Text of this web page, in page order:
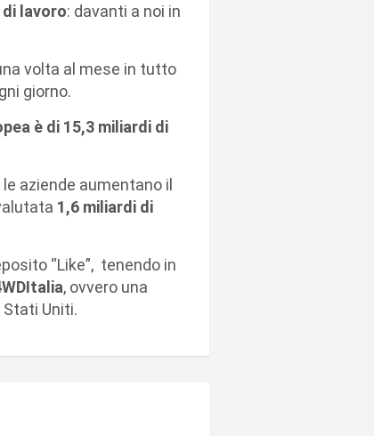
lavoro: davanti a noi in
volta al mese in tutto
giorno.
è di 15,3 miliardi di
aziende aumentano il
1,6 miliardi di
“Like”, tenendo in
, ovvero una
Uniti.